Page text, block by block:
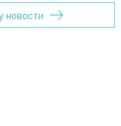
новости